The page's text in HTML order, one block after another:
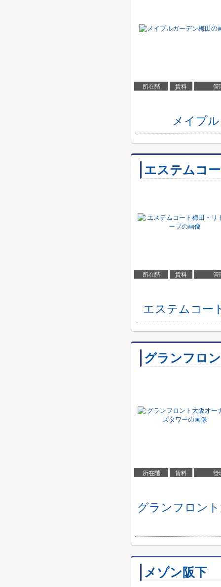
所在階 賃料 管
メイプ
エステムコ
所在階 賃料 管
エステムコー
グランフロ
所在階 賃料 管
グランフロン
メゾン阪下